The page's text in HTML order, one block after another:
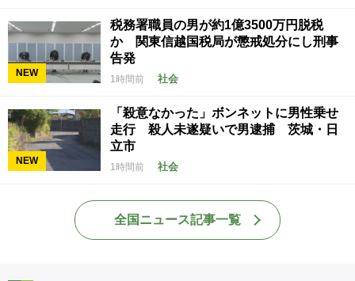
NEW
税務署職員の男が約1億3500万円脱税
か 関東信越国税局が懲戒処分にし刑事
告発
1時間前 社会
NEW
「殺意なかった」ボンネットに男性乗せ
走行 殺人未遂疑いで男逮捕 茨城・日
立市
1時間前 社会
全国ニュース記事一覧